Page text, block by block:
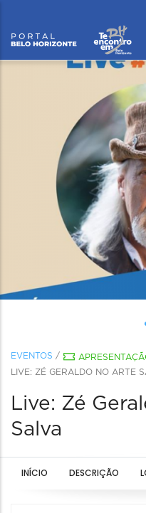
EVENTOS /
LIVE: ZÉ GERALDO NO ARTE
Live: Zé
Salva
INÍCIO DESCRIÇÃO